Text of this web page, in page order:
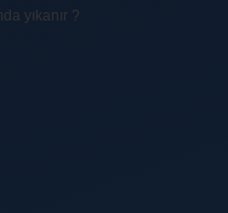
yıkanır ?